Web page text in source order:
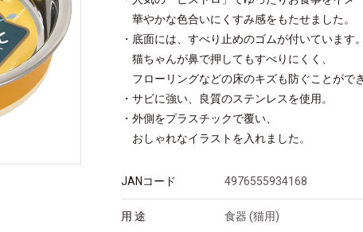
華やかな色合いにくすみ感をもたせました。
・底面には、すべり止めのゴムが付いています。
猫ちゃんが鼻で押してもすべりにくく、
フローリングなどの床のキズも防ぐことができ
・サビに強い、良質のステンレスを使用。
・外側をプラスチックで覆い、
おしゃれなイラストを入れました。
JANコード 4976555934168
用 途 食器 (猫用)